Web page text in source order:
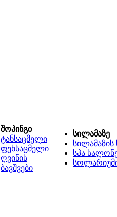
შოპინგი
ტანსაცმელი
ფეხსაცმელი
ღვინის
ბავშვები
სილამაზე
სპა